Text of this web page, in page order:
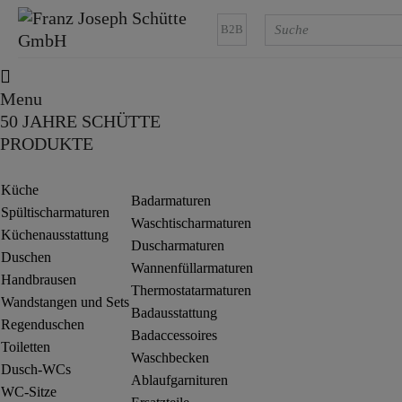
B2B
Menu
50 JAHRE SCHÜTTE
PRODUKTE
Küche
Spültischarmaturen
Küchenausstattung
Duschen
Handbrausen
Wandstangen und Sets
Regenduschen
Toiletten
Dusch-WCs
WC-Sitze
Badarmaturen
Waschtischarmaturen
Duscharmaturen
Wannenfüllarmaturen
Thermostatarmaturen
Badausstattung
Badaccessoires
Waschbecken
Ablaufgarnituren